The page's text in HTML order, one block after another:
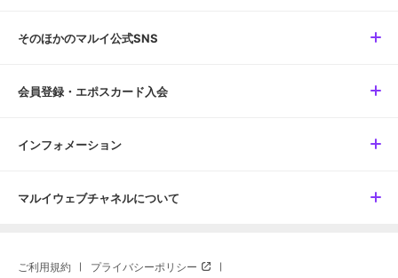
そのほかのマルイ公式SNS
会員登録・エポスカード入会
インフォメーション
マルイウェブチャネルについて
ご利用規約 プライバシーポリシー